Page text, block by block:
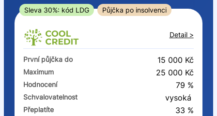
ano
Sleva 30%: kód LDG Půjčka po insolvenci
Detail >
První půjčka do 15 000 Kč
Maximum 25 000 Kč
Hodnocení 79 %
Schvalovatelnost vysoká
Přeplatíte
33 %